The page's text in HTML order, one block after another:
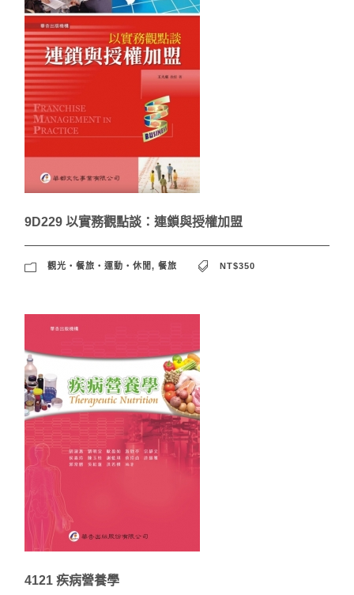
9D229 以實務觀點談：連鎖與授權加盟
觀光‧餐旅‧運動‧休閒 , 餐旅 NT$350
4121 疾病營養學